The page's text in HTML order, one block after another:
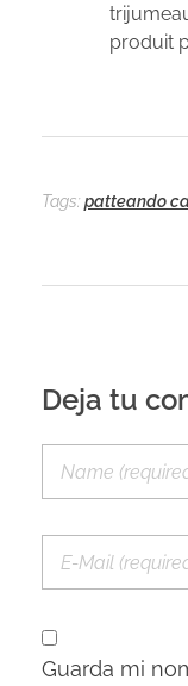
produit
Tags: patteando
Deja tu
Guarda mi